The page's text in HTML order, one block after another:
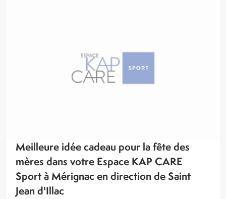
Meilleure idée cadeau pour la fête des
mères dans votre Espace KAP CARE
Sport à Mérignac en direction de Saint
Jean d'Illac